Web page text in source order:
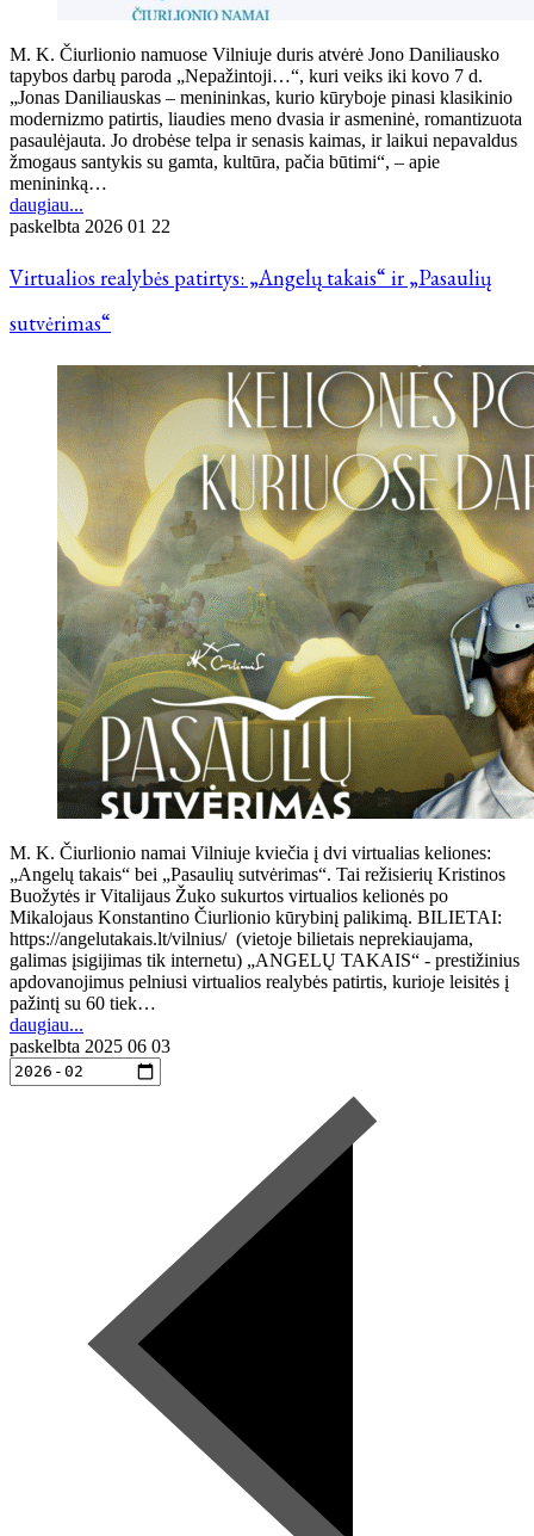
M. K. Čiurlionio namuose Vilniuje duris atvėrė Jono Daniliausko
tapybos darbų paroda „Nepažintoji…“, kuri veiks iki kovo 7 d.
„Jonas Daniliauskas – menininkas, kurio kūryboje pinasi klasikinio
modernizmo patirtis, liaudies meno dvasia ir asmeninė, romantizuota
pasaulėjauta. Jo drobėse telpa ir senasis kaimas, ir laikui nepavaldus
žmogaus santykis su gamta, kultūra, pačia būtimi“, – apie
menininką…
daugiau...
paskelbta 2026 01 22
Virtualios realybės patirtys: „Angelų takais“ ir „Pasaulių
sutvėrimas“
M. K. Čiurlionio namai Vilniuje kviečia į dvi virtualias keliones:
„Angelų takais“ bei „Pasaulių sutvėrimas“. Tai režisierių Kristinos
Buožytės ir Vitalijaus Žuko sukurtos virtualios kelionės po
Mikalojaus Konstantino Čiurlionio kūrybinį palikimą. BILIETAI:
https://angelutakais.lt/vilnius/ (vietoje bilietais neprekiaujama,
galimas įsigijimas tik internetu) „ANGELŲ TAKAIS“ - prestižinius
apdovanojimus pelniusi virtualios realybės patirtis, kurioje leisitės į
pažintį su 60 tiek…
daugiau...
paskelbta 2025 06 03